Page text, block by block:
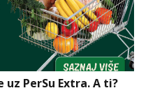
uz PerSu Extra. A ti?